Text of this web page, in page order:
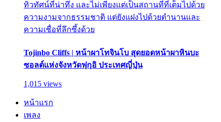
ทิวทัศน์ที่น่าทึ่ง และไม่เพียงแต่เป็นสถานที่ที่เต็มไปด้วย
ความงามจากธรรมชาติ แต่ยังแฝงไปด้วยตำนานและ
ความเชื่อที่ลึกซึ้งด้วย
Tojinbo Cliffs | หน้าผาโทจินโบ สุดยอดหน้าผาหินบะ
ซอลต์แห่งจังหวัดฟุกุอิ ประเทศญี่ปุ่น
1,015 views
หน้าแรก
เพลง